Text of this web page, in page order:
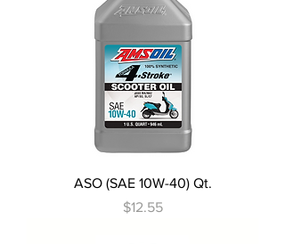
ASO (SAE 10W-40) Qt.
Precio
$12.55